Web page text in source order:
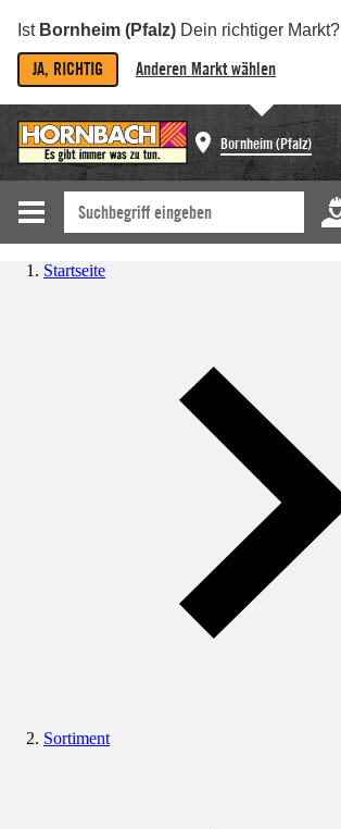
Ist Bornheim (Pfalz) Dein richtiger Markt?
JA, RICHTIG Anderen Markt wählen
Bornheim (Pfalz)
Startseite
Sortiment